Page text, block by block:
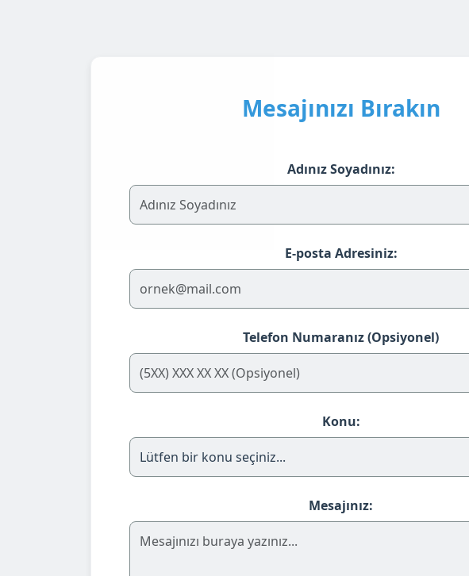
Mesajınızı Bırakın
Adınız Soyadınız:
E-posta Adresiniz:
Telefon Numaranız (Opsiyonel)
Konu:
Mesajınız: